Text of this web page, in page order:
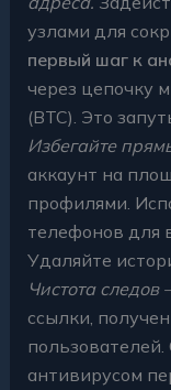
узлами для
первый шаг к
через цепочку
(BTC). Это
Избегайте
аккаунт на
профилями.
телефонов для
Удаляйте
Чистота
ссылки,
антивирусом